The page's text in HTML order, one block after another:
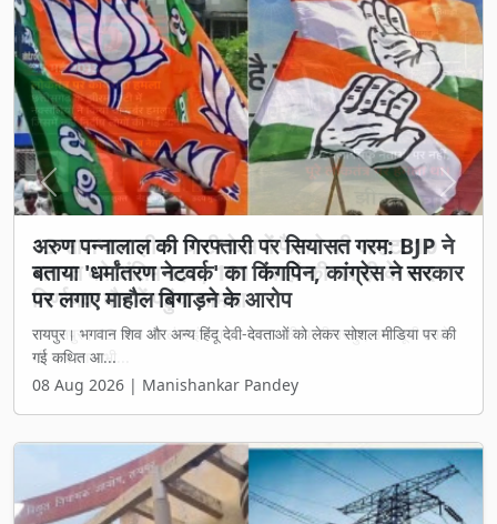
अरुण पन्नालाल की गिरफ्तारी पर सियासत गरम: BJP ने
बताया 'धर्मांतरण नेटवर्क' का किंगपिन, कांग्रेस ने सरकार
पर लगाए माहौल बिगाड़ने के आरोप
रायपुर। भगवान शिव और अन्य हिंदू देवी-देवताओं को लेकर सोशल मीडिया पर की
गई कथित आ...
08 Aug 2026 | Manishankar Pandey
Previous Next